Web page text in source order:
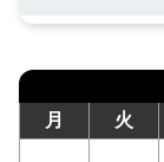
月
火